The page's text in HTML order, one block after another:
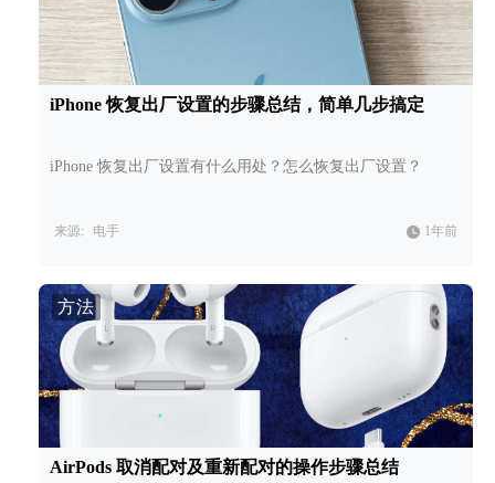
iPhone 恢复出厂设置的步骤总结，简单几步搞定
iPhone 恢复出厂设置有什么用处？怎么恢复出厂设置？
来源: 电手 1年前
方法
AirPods 取消配对及重新配对的操作步骤总结